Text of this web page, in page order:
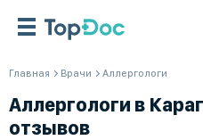
Главная Врачи Аллергологи
Аллергологи в
отзывов